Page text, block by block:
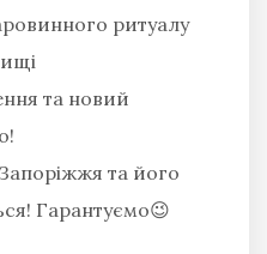
ритуалу
та новий
та його
Гарантуємо😉